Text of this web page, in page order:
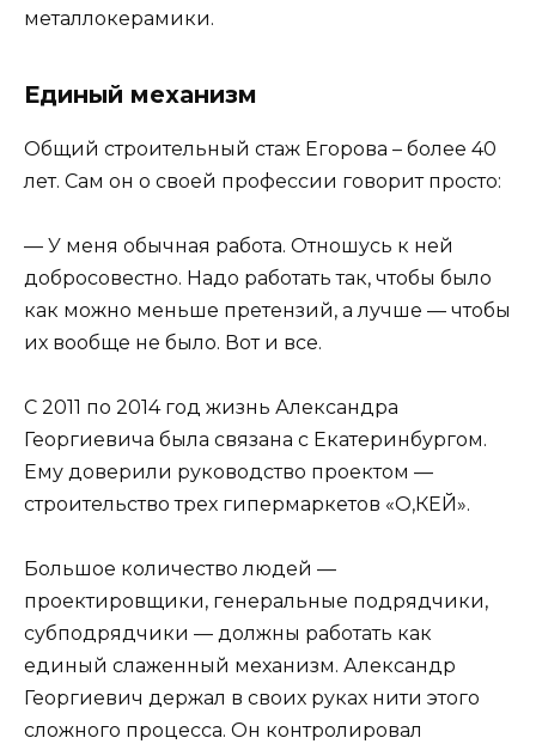
металлокерамики.
Единый механизм
Общий строительный стаж Егорова – более 40
лет. Сам он о своей профессии говорит просто:
— У меня обычная работа. Отношусь к ней
добросовестно. Надо работать так, чтобы было
как можно меньше претензий, а лучше — чтобы
их вообще не было. Вот и все.
С 2011 по 2014 год жизнь Александра
Георгиевича была связана с Екатеринбургом.
Ему доверили руководство проектом —
строительство трех гипермаркетов «О,КЕЙ».
Большое количество людей —
проектировщики, генеральные подрядчики,
субподрядчики — должны работать как
единый слаженный механизм. Александр
Георгиевич держал в своих руках нити этого
сложного процесса. Он контролировал